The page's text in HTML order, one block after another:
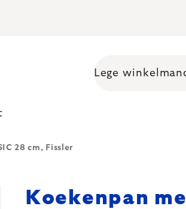
Lege
28 cm, Fissler
Koekenpan